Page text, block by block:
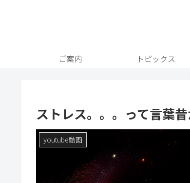
ご案内 トピックス
ストレス。。。って言葉昔
youtube動画